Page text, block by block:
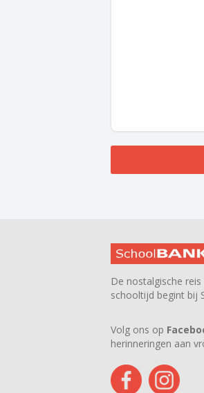
De nostalgische
schooltijd begint bij
Volg ons op
herinneringen aan